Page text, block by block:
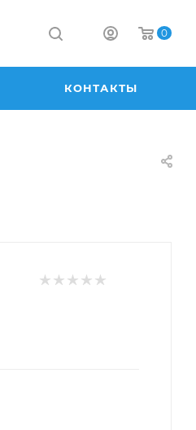
0
КОНТАКТЫ